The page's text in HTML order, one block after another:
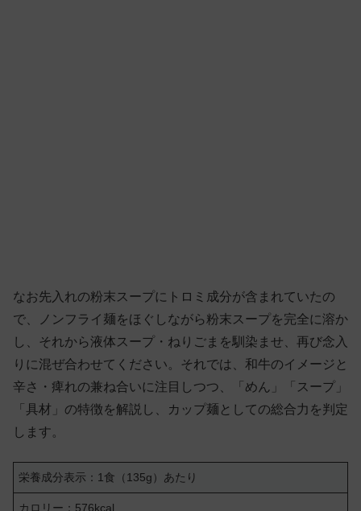
なお先入れの粉末スープにトロミ成分が含まれていたの
で、ノンフライ麺をほぐしながら粉末スープを完全に溶か
し、それから液体スープ・ねりごまを馴染ませ、再び念入
りに混ぜ合わせてください。それでは、和牛のイメージと
辛さ・痺れの兼ね合いに注目しつつ、「めん」「スープ」
「具材」の特徴を解説し、カップ麺としての総合力を判定
します。
栄養成分表示：1食（135g）あたり
カロリー：576kcal